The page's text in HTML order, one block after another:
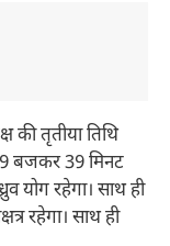
तृतीया तिथि
बजकर 39 मिनट
योग रहेगा। साथ ही
रहेगा। साथ ही